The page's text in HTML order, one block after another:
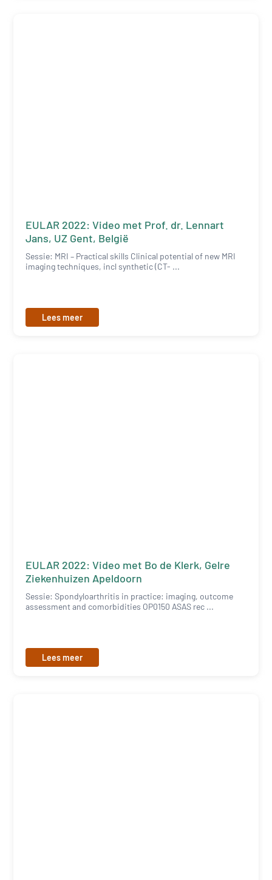
EULAR 2022: Video met Prof. dr. Lennart
Jans, UZ Gent, België
Sessie: MRI – Practical skills Clinical potential of new MRI
imaging techniques, incl synthetic (CT- ...
Lees meer
EULAR 2022: Video met Bo de Klerk, Gelre
Ziekenhuizen Apeldoorn
Sessie: Spondyloarthritis in practice: imaging, outcome
assessment and comorbidities OP0150 ASAS rec ...
Lees meer